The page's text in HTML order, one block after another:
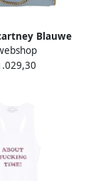
Blauwe
Tote Tas Blue